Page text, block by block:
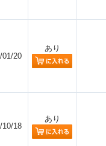
01/20
あり
10/18
あり